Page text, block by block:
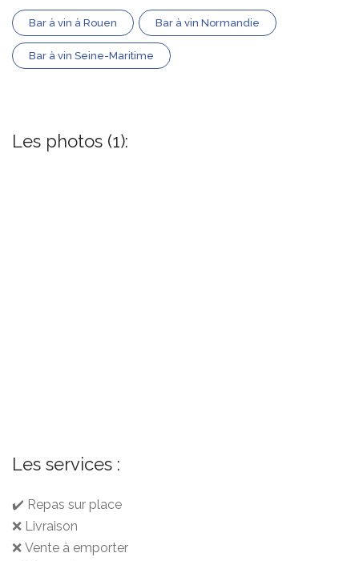
Bar à vin à Rouen Bar à vin Normandie
Bar à vin Seine-Maritime
Les photos (1):
Les services :
✔️ Repas sur place
❌ Livraison
❌ Vente à emporter